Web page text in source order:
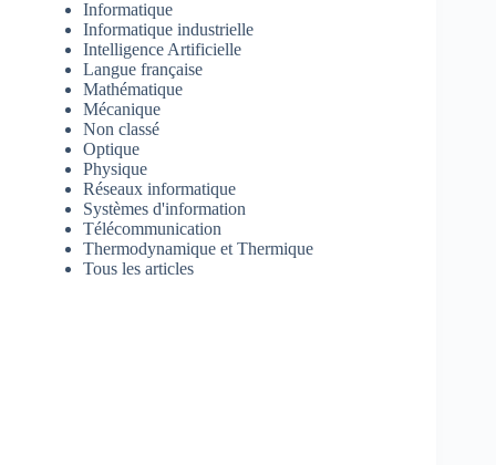
Informatique
Informatique industrielle
Intelligence Artificielle
Langue française
Mathématique
Mécanique
Non classé
Optique
Physique
Réseaux informatique
Systèmes d'information
Télécommunication
Thermodynamique et Thermique
Tous les articles